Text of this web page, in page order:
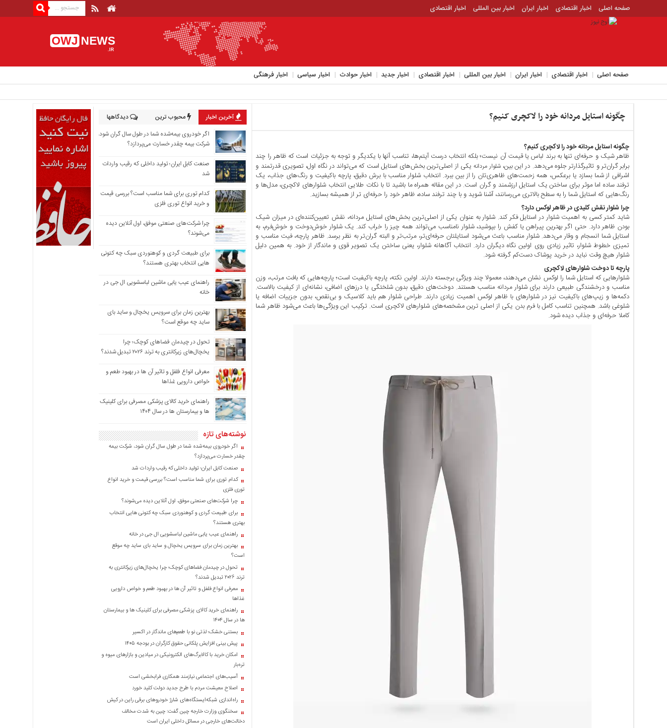
صفحه اصلی اخبار اقتصادی اخبار ایران اخبار بین المللی
اخبار اقتصادی
اخبار جدید
اخبار حوادث
OWJ NEWS
.IR
صفحه اصلی اخبار اقتصادی اخبار ایران اخبار بین المللی اخبار اقتصادی اخبار جدید اخبار حوادث اخبار سیاسی اخبار فرهنگی
صفحه
اقتصادی
چگونه استایل مردانه خود را لاکچری کنیم؟
چگونه استایل مردانه خود را لاکچری کنیم؟
ظاهر شیک و حرفه‌ای تنها به برند لباس یا قیمت آن نیست؛ بلکه انتخاب درست آیتم‌ها، تناسب آنها با یکدیگر و توجه به جزئیات است که ظاهر را چند
برابر گران‌تر و تاثیرگذارتر جلوه می‌دهد. در این بین،شلوار مردانهیکی از اصلی‌ترین بخش‌های استایل است که می‌تواند در نگاه اول، تصویری قدرتمند و
اشرافی از شما بسازد یا برعکس، همه زحمت‌های ظاهری‌تان را از بین ببرد. انتخاب شلوار مناسب با برش دقیق، پارچه‌ باکیفیت و رنگ‌های جذاب، یک
ترفند ساده اما موثر برای ساختن یک استایل ارزشمند و گران‌ است. در این مقاله همراه ما باشید تا با نکات طلایی انتخاب شلوارهای لاکچری، مدل‌ها و
رنگ‌هایی که استایل شما را به سطح بالاتری می‌رسانند، آشنا شوید و با چند ترفند ساده، ظاهر خود را حرفه‌ای ‌تر از همیشه بسازید.
چرا شلوار نقش کلیدی در ظاهر لوکس دارد؟
شاید کمتر کسی به اهمیت شلوار در استایل فکر کند. شلوار به عنوان یکی از اصلی‌ترین بخش‌های استایل مردانه، نقش تعیین‌کننده‌ای در میزان شیک
بودن ظاهر دارد. حتی اگر بهترین پیراهن یا کفش را بپوشید، شلوار نامناسب می‌تواند همه چیز را خراب کند. یک شلوار خوش‌دوخت و خوش‌فرم، به
استایل شما انسجام و وقار می‌دهد. شلوار مناسب باعث می‌شود استایلتان حرفه‌ای‌تر، مرتب‌تر و البته گران‌تر به نظر برسد. ظاهر پارچه، فیت مناسب و
تمیزی خطوط شلوار، تاثیر زیادی روی اولین نگاه دیگران دارد. انتخاب آگاهانه شلوار، یعنی ساختن یک تصویر قوی و ماندگار از خود. به همین دلیل
شلوار هیچ وقت نباید در خرید پوشاک دست‌کم گرفته شود.
پارچه تا دوخت شلوارهای لاکچری
شلوارهایی که استایل شما را لوکس نشان می‌دهند، معمولا چند ویژگی برجسته دارند. اولین نکته، پارچه باکیفیت است؛ پارچه‌هایی که بافت مرتب، وزن
مناسب و درخشندگی طبیعی دارند برای شلوار مردانه مناسب هستند. دوخت‌های دقیق، بدون شلختگی یا درزهای اضافی، نشانه‌ای از کیفیت بالاست.
دکمه‌ها و زیپ‌های باکیفیت نیز در شلوارهای با ظاهر لوکس اهمیت زیادی دارند. طراحی شلوار هم باید کلاسیک و بی‌نقص، بدون جزییات اضافه یا
شلوغی باشد. همچنین تناسب کامل با فرم بدن یکی از اصلی‌ ترین مشخصه‌های شلوارهای لاکچری است. ترکیب این ویژگی‌ها باعث می‌شود ظاهر شما
کاملا حرفه‌ای و جذاب دیده شود.
آخرین اخبار محبوب ترین
دیدگاهها
اگر خودروی بیمه‌شده شما در طول سال گران شود،
شرکت بیمه چقدر خسارت می‌پردازد؟
صنعت کابل ایران؛ تولید داخلی که رقیب واردات
شد
کدام توری برای شما مناسب است؟ بررسی قیمت
و خرید انواع توری فلزی
چرا شرکت‌های صنعتی موفق، اول آنلاین دیده
می‌شوند؟
برای طبیعت گردی و کوهنوردی سبک چه کتونی
هایی انتخاب بهتری هستند؟
راهنمای عیب یابی ماشین لباسشویی ال جی در
خانه
بهترین زمان برای سرویس یخچال و ساید بای
ساید چه موقع است؟
تحول در چیدمان فضاهای کوچک؛ چرا
یخچال‌های زیرکانتری به ترند ۲۰۲۶ تبدیل شدند؟
معرفی انواع فلفل و تاثیر آن ‌ها در بهبود طعم و
خواص دارویی غذاها
راهنمای خرید کالای پزشکی مصرفی برای کلینیک
ها و بیمارستان ها در سال ۱۴۰۴
نوشته‌های تازه
اگر خودروی بیمه‌شده شما در طول سال گران شود، شرکت بیمه
چقدر خسارت می‌پردازد؟
صنعت کابل ایران؛ تولید داخلی که رقیب واردات شد
کدام توری برای شما مناسب است؟ بررسی قیمت و خرید انواع
توری فلزی
چرا شرکت‌های صنعتی موفق، اول آنلاین دیده می‌شوند؟
برای طبیعت گردی و کوهنوردی سبک چه کتونی هایی انتخاب
بهتری هستند؟
راهنمای عیب یابی ماشین لباسشویی ال جی در خانه
بهترین زمان برای سرویس یخچال و ساید بای ساید چه موقع
است؟
تحول در چیدمان فضاهای کوچک؛ چرا یخچال‌های زیرکانتری به
ترند ۲۰۲۶ تبدیل شدند؟
معرفی انواع فلفل و تاثیر آن ‌ها در بهبود طعم و خواص دارویی
غذاها
راهنمای خرید کالای پزشکی مصرفی برای کلینیک ها و بیمارستان
ها در سال ۱۴۰۴
بستنی خشک؛ لذتی نو با طعم‌های ماندگار در اکسیر
پیش بینی افزایش پلکانی حقوق کارگران در بودجه ۱۴۰۵
امکان خرید با کالابرگ‌های الکترونیکی در میادین و بازارهای میوه و
تره‌بار
آسیب‌های اجتماعی نیازمند همکاری فرابخشی است
اصلاح معیشت مردم با طرح جدید دولت کلید خورد
راه‌اندازی شبکه‌ایستگاه‌های شارژ خودروهای برقی راین در کیش
سخنگوی وزارت خارجه چین گفت: چین به شدت مخالف
دخالت‌های خارجی در مسائل داخلی ایران است